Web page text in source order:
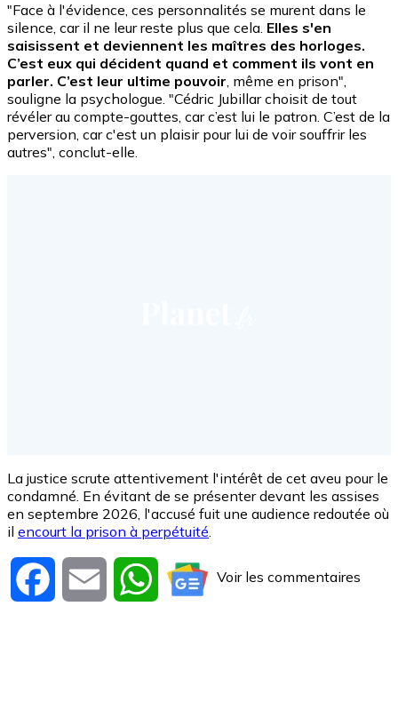
"Face à l'évidence, ces personnalités se murent dans le
silence, car il ne leur reste plus que cela. Elles s'en
saisissent et deviennent les maîtres des horloges.
C’est eux qui décident quand et comment ils vont en
parler. C’est leur ultime pouvoir, même en prison",
souligne la psychologue. "Cédric Jubillar choisit de tout
révéler au compte-gouttes, car c’est lui le patron. C’est de la
perversion, car c'est un plaisir pour lui de voir souffrir les
autres", conclut-elle.
La justice scrute attentivement l'intérêt de cet aveu pour le
condamné. En évitant de se présenter devant les assises
en septembre 2026, l'accusé fuit une audience redoutée où
il encourt la prison à perpétuité.
Facebook Email WhatsAppVoir les commentaires